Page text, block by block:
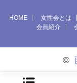
HOME 女性会とは
会員紹介
©